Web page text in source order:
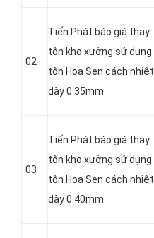
02
Tiến Phát báo giá thay
tôn kho xưởng sử dụng
tôn Hoa Sen cách nhiệt
dày 0.35mm
03
Tiến Phát báo giá thay
tôn kho xưởng sử dụng
tôn Hoa Sen cách nhiệt
dày 0.40mm